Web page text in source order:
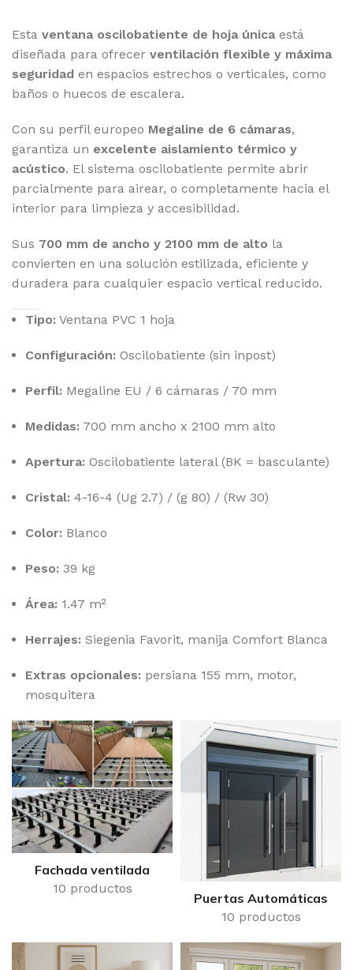
Esta ventana oscilobatiente de hoja única está
diseñada para ofrecer ventilación flexible y máxima
seguridad en espacios estrechos o verticales, como
baños o huecos de escalera.
Con su perfil europeo Megaline de 6 cámaras,
garantiza un excelente aislamiento térmico y
acústico. El sistema oscilobatiente permite abrir
parcialmente para airear, o completamente hacia el
interior para limpieza y accesibilidad.
Sus 700 mm de ancho y 2100 mm de alto la
convierten en una solución estilizada, eficiente y
duradera para cualquier espacio vertical reducido.
Tipo: Ventana PVC 1 hoja
Configuración: Oscilobatiente (sin inpost)
Perfil: Megaline EU / 6 cámaras / 70 mm
Medidas: 700 mm ancho x 2100 mm alto
Apertura: Oscilobatiente lateral (BK = basculante)
Cristal: 4-16-4 (Ug 2.7) / (g 80) / (Rw 30)
Color: Blanco
Peso: 39 kg
Área: 1.47 m²
Herrajes: Siegenia Favorit, manija Comfort Blanca
Extras opcionales: persiana 155 mm, motor,
mosquitera
Fachada ventilada
10 productos
Puertas Automáticas
10 productos